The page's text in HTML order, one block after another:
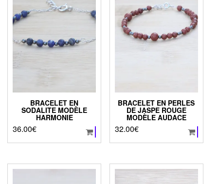
BRACELET EN
SODALITE MODÈLE
HARMONIE
36.00€
BRACELET EN PERLES
DE JASPE ROUGE
MODÈLE AUDACE
32.00€